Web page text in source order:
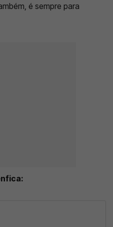
é sempre para